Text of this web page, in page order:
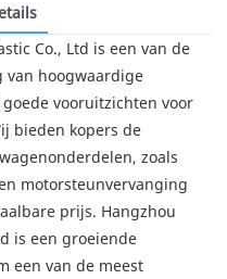
Co., Ltd is een van de
van hoogwaardige
vooruitzichten voor
bieden kopers de
zoals
motorsteunvervanging
prijs. Hangzhou
is een groeiende
een ​​van de meest